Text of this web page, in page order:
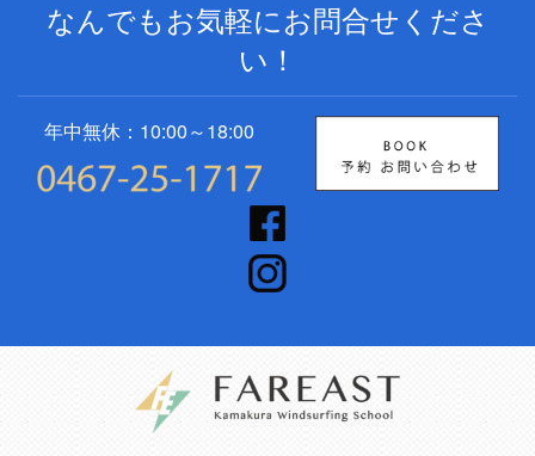
なんでもお気軽にお問合せくださ
い！
年中無休：10:00～18:00